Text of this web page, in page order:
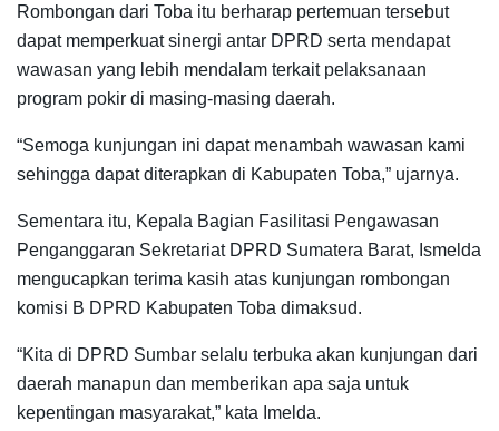
Rombongan dari Toba itu berharap pertemuan tersebut
dapat memperkuat sinergi antar DPRD serta mendapat
wawasan yang lebih mendalam terkait pelaksanaan
program pokir di masing-masing daerah.
“Semoga kunjungan ini dapat menambah wawasan kami
sehingga dapat diterapkan di Kabupaten Toba,” ujarnya.
Sementara itu, Kepala Bagian Fasilitasi Pengawasan
Penganggaran Sekretariat DPRD Sumatera Barat, Ismelda
mengucapkan terima kasih atas kunjungan rombongan
komisi B DPRD Kabupaten Toba dimaksud.
“Kita di DPRD Sumbar selalu terbuka akan kunjungan dari
daerah manapun dan memberikan apa saja untuk
kepentingan masyarakat,” kata Imelda.